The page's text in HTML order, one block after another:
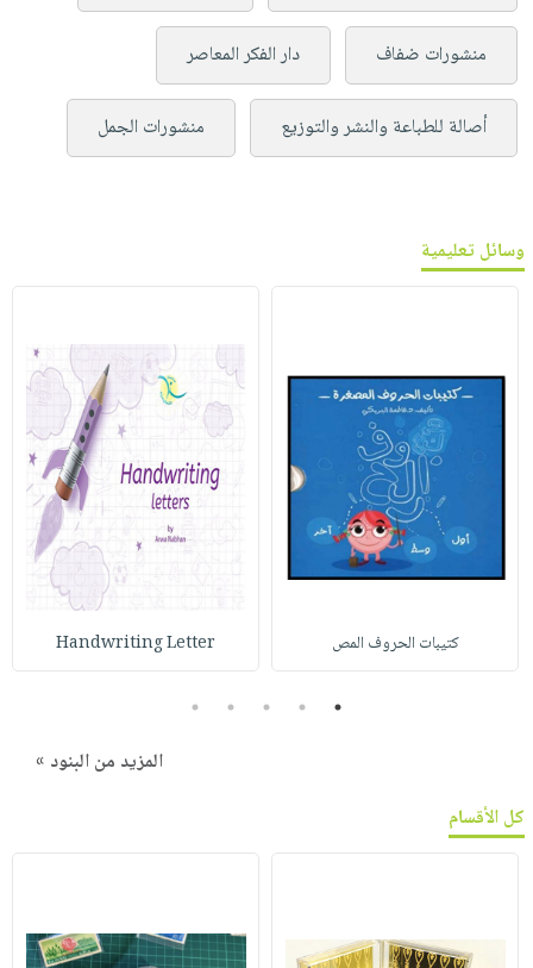
منشورات ضفاف دار الفكر المعاصر
أصالة للطباعة والنشر والتوزيع منشورات الجمل
وسائل تعليمية
كتيبات الحروف المص Handwriting Letter
1
2
3
4
5
المزيد من البنود »
كل الأقسام